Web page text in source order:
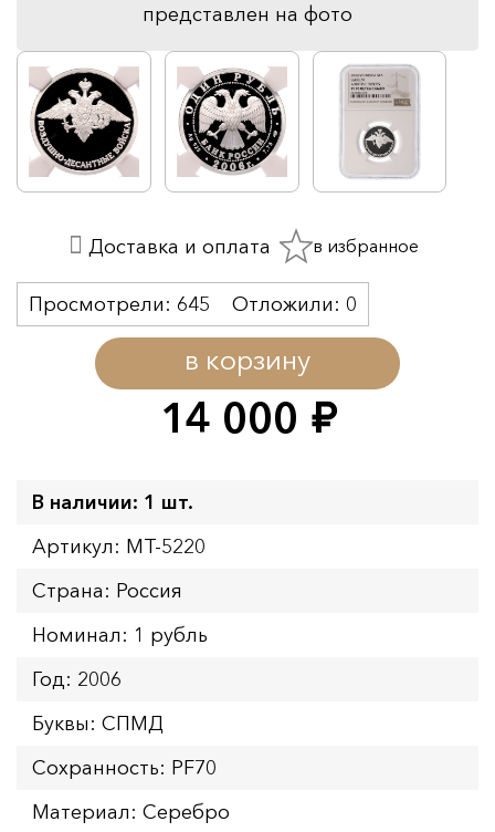
представлен на фото
14 000 руб.
в корзину
Просмотрели: 645 Отложили: 0
Доставка и оплата в избранное
В наличии: 1 шт.
Артикул: MT-5220
Страна: Россия
Номинал: 1 рубль
Год: 2006
Буквы: СПМД
Сохранность: PF70
Материал: Серебро